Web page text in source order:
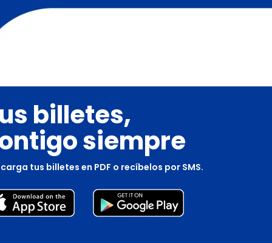
billetes,
siempre
tus billetes en PDF o recíbelos por SMS.